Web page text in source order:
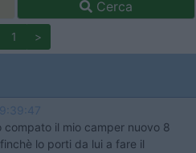
Cerca
1 >
compato il mio camper nuovo 8
lo porti da lui a fare il